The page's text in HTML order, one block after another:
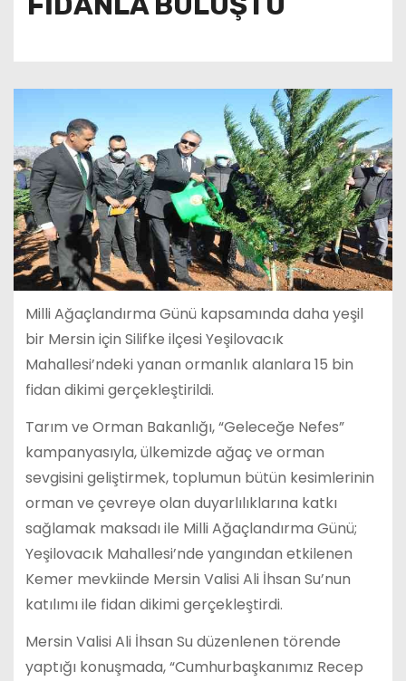
Milli Ağaçlandırma Günü kapsamında daha yeşil
bir Mersin için Silifke ilçesi Yeşilovacık
Mahallesi’ndeki yanan ormanlık alanlara 15 bin
fidan dikimi gerçekleştirildi.
Tarım ve Orman Bakanlığı, “Geleceğe Nefes”
kampanyasıyla, ülkemizde ağaç ve orman
sevgisini geliştirmek, toplumun bütün kesimlerinin
orman ve çevreye olan duyarlılıklarına katkı
sağlamak maksadı ile Milli Ağaçlandırma Günü;
Yeşilovacık Mahallesi’nde yangından etkilenen
Kemer mevkiinde Mersin Valisi Ali İhsan Su’nun
katılımı ile fidan dikimi gerçekleştirdi.
Mersin Valisi Ali İhsan Su düzenlenen törende
yaptığı konuşmada, “Cumhurbaşkanımız Recep